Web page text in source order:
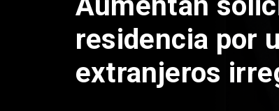
residencia por
extranjeros